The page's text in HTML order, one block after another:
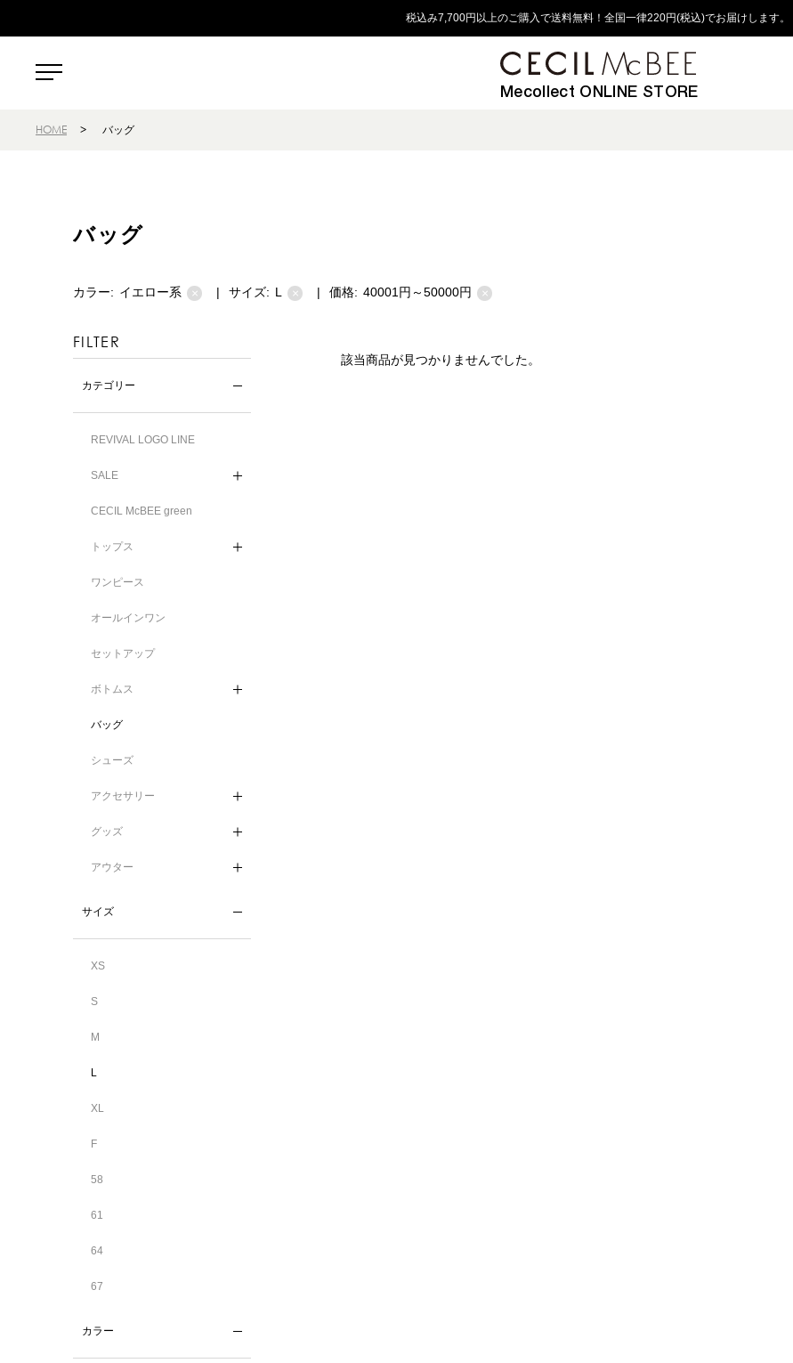
税込み7,700円以上のご購入で送料無料！全国一律220円(税込)でお届けします。
Mecollect ONLINE STORE
HOME > バッグ
バッグ
カラー: イエロー系 × | サイズ: L × | 価格: 40001円～50000円 ×
FILTER
カテゴリー
REVIVAL LOGO LINE
SALE
CECIL McBEE green
トップス
ワンピース
オールインワン
セットアップ
ボトムス
バッグ
シューズ
アクセサリー
グッズ
アウター
サイズ
XS
S
M
L
XL
F
58
61
64
67
カラー
該当商品が見つかりませんでした。